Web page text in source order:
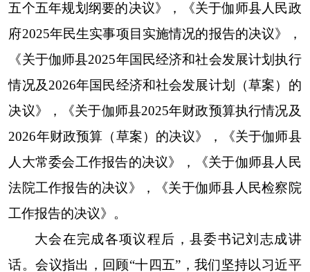
五个五年规划纲要的决议》，《关于伽师县人民政
府2025年民生实事项目实施情况的报告的决议》，
《关于伽师县2025年国民经济和社会发展计划执行
情况及2026年国民经济和社会发展计划（草案）的
决议》，《关于伽师县2025年财政预算执行情况及
2026年财政预算（草案）的决议》，《关于伽师县
人大常委会工作报告的决议》，《关于伽师县人民
法院工作报告的决议》，《关于伽师县人民检察院
工作报告的决议》。
大会在完成各项议程后，县委书记刘志成讲
话。会议指出，回顾“十四五”，我们坚持以习近平